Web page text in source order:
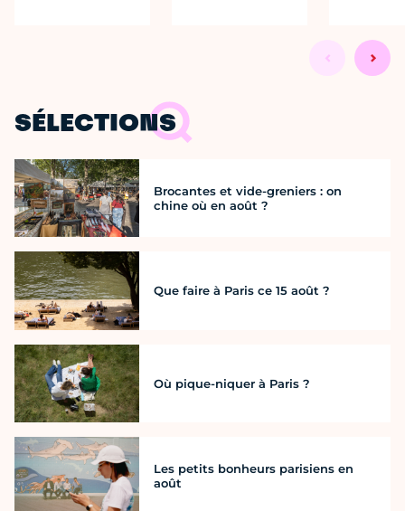
SÉLECTIONS
Brocantes et vide-greniers : on
chine où en août ?
Que faire à Paris ce 15 août ?
Où pique-niquer à Paris ?
Les petits bonheurs parisiens en
août